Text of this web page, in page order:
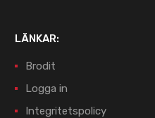
LÄNKAR:
Brodit
Logga in
Integritetspolicy